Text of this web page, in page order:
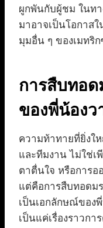
ผูกพันกับผู้ชม ในท
มาอาจเป็นโอกาส
มุมอื่น ๆ ของเมทริ
การสืบทอ
ของพี่น้องว
ความท้าทายที่ยิ่งใ
และทีมงาน ไม่ใช่
ตาตื่นใจ หรือการอ
แต่คือการสืบทอดม
เป็นเอกลักษณ์ของ
เป็นแค่เรื่องราวกา